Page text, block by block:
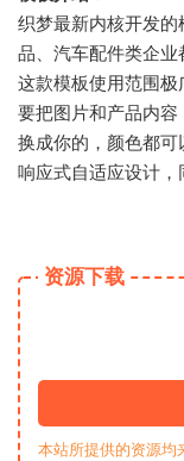
织梦最新内核开发
品、汽车配件类企业
这款模板使用范围
要把图片和产品内容
换成你的，颜色都可
响应式自适应设计，
资源下载
本站所提供的资源均